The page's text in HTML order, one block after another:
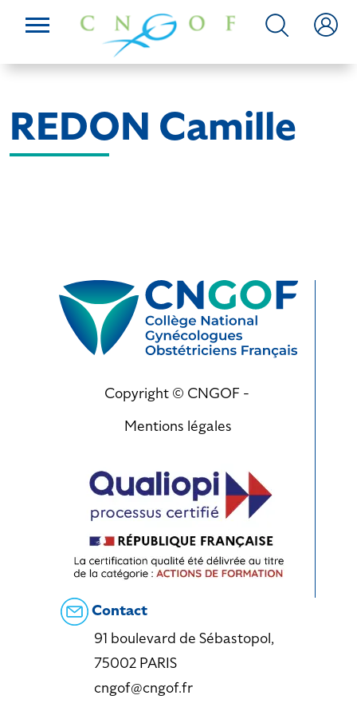
REDON Camille
Copyright © CNGOF -
Mentions légales
Contact
91 boulevard de Sébastopol,
75002 PARIS
cngof@cngof.fr